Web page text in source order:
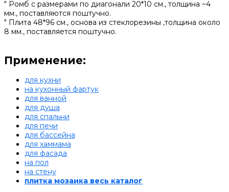
" Ромб с размерами по диагонали 20*10 см., толщина ~4
мм., поставляются поштучно.
" Плита 48*96 см., основа из стеклорезины ,толщина около
8 мм., поставляется поштучно.
Применение:
для кухни
на кухонный фартук
для ванной
для душа
для спальни
для печи
для бассейна
для хаммама
для фасада
на пол
на стену
плитка мозаика весь каталог